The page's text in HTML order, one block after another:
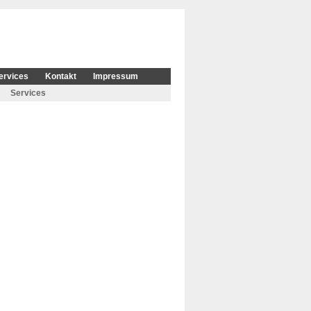
Kontakt
Impressum
Services